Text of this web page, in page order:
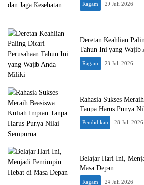
Ragam 29 Juli 2026
Deretan Keahlian
Tahun Ini yang Wajib
Ragam 28 Juli 2026
Rahasia Sukses
Tanpa Harus Punya
Pendidikan 28 Juli 2026
Belajar Hari Ini,
Masa Depan
Ragam 24 Juli 2026